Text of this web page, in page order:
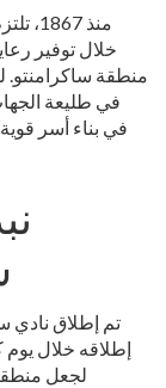
منذ
خلال توفير
في طليعة
في بناء أسر
إطلاقه خلال
لجعل منطقة